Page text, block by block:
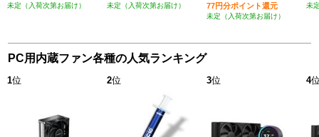
未定（入荷次第お届け）
未定（入荷次第お届け）
77円分ポイント還元
未定（入荷次第お届け）
未
PC用内蔵ファン各種の人気ランキング
1位 2位 3位 4